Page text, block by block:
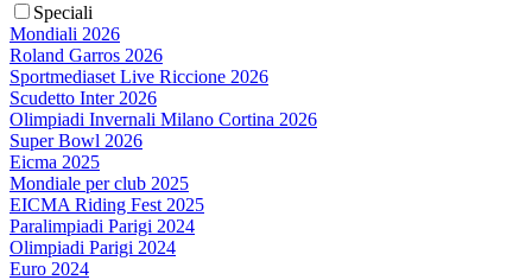
Speciali
Mondiali 2026
Roland Garros 2026
Sportmediaset Live Riccione 2026
Scudetto Inter 2026
Olimpiadi Invernali Milano Cortina 2026
Super Bowl 2026
Eicma 2025
Mondiale per club 2025
EICMA Riding Fest 2025
Paralimpiadi Parigi 2024
Olimpiadi Parigi 2024
Euro 2024